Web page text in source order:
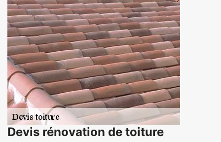
Devis rénovation de toiture